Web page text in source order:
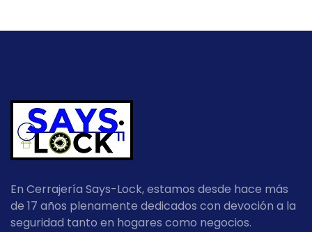
En Cerrajería Says-Lock, estamos desde hace más
de 17 años plenamente dedicados con devoción a la
seguridad tanto en hogares como negocios.